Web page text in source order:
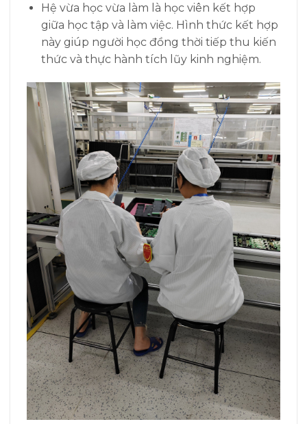
Hệ vừa học vừa làm là học viên kết hợp
giữa học tập và làm việc. Hình thức kết hợp
này giúp người học đồng thời tiếp thu kiến
thức và thực hành tích lũy kinh nghiệm.